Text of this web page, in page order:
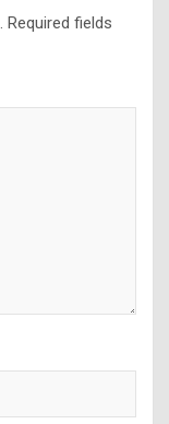
Required fields